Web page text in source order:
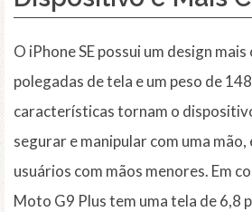
O iPhone SE possui um design
polegadas de tela e um peso de
características tornam o
segurar e manipular com uma
usuários com mãos menores. Em
Moto G9 Plus tem uma tela de 6,8